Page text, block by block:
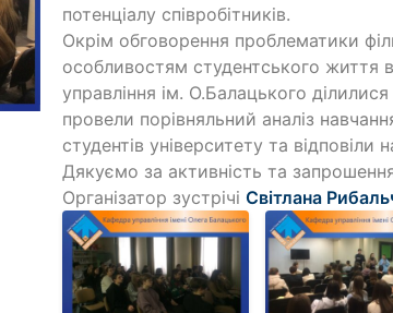
потенціалу співробітників.
Окрім обговорення проблематики
особливостям студентського
управління ім. О.Балацького
провели порівняльний аналіз
студентів університету та відповіли
Дякуємо за активність та
Організатор зустрічіСвітлана